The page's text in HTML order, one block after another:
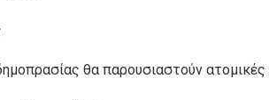
θα παρουσιαστούν